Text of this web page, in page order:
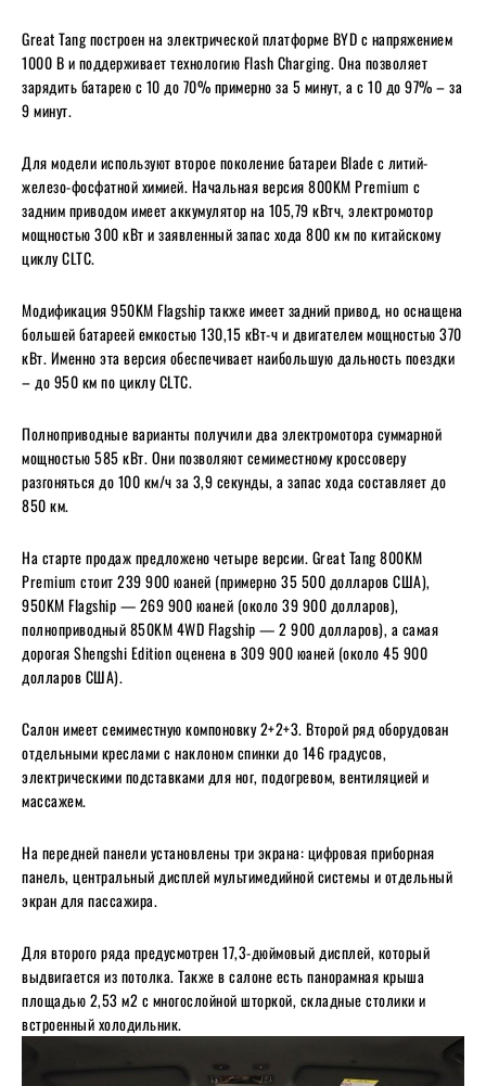
Great Tang построен на электрической платформе BYD с напряжением
1000 В и поддерживает технологию Flash Charging. Она позволяет
зарядить батарею с 10 до 70% примерно за 5 минут, а с 10 до 97% – за
9 минут.
Для модели используют второе поколение батареи Blade с литий-
железо-фосфатной химией. Начальная версия 800KM Premium с
задним приводом имеет аккумулятор на 105,79 кВтч, электромотор
мощностью 300 кВт и заявленный запас хода 800 км по китайскому
циклу CLTC.
Модификация 950KM Flagship также имеет задний привод, но оснащена
большей батареей емкостью 130,15 кВт-ч и двигателем мощностью 370
кВт. Именно эта версия обеспечивает наибольшую дальность поездки
– до 950 км по циклу CLTC.
Полноприводные варианты получили два электромотора суммарной
мощностью 585 кВт. Они позволяют семиместному кроссоверу
разгоняться до 100 км/ч за 3,9 секунды, а запас хода составляет до
850 км.
На старте продаж предложено четыре версии. Great Tang 800KM
Premium стоит 239 900 юаней (примерно 35 500 долларов США),
950KM Flagship — 269 900 юаней (около 39 900 долларов),
полноприводный 850KM 4WD Flagship — 2 900 долларов), а самая
дорогая Shengshi Edition оценена в 309 900 юаней (около 45 900
долларов США).
Салон имеет семиместную компоновку 2+2+3. Второй ряд оборудован
отдельными креслами с наклоном спинки до 146 градусов,
электрическими подставками для ног, подогревом, вентиляцией и
массажем.
На передней панели установлены три экрана: цифровая приборная
панель, центральный дисплей мультимедийной системы и отдельный
экран для пассажира.
Для второго ряда предусмотрен 17,3-дюймовый дисплей, который
выдвигается из потолка. Также в салоне есть панорамная крыша
площадью 2,53 м2 с многослойной шторкой, складные столики и
встроенный холодильник.